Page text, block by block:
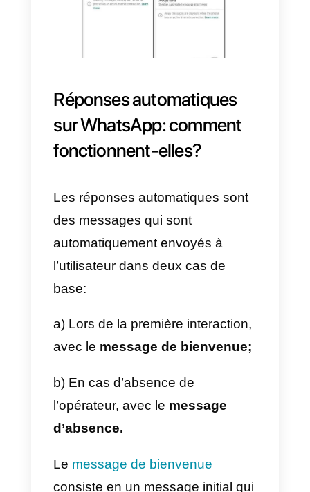
Business, appuyez sur Plus
d’options -> Outils de tâches ->
Réponses rapides.
2) Appuyez sur Ajouter.
3) Appuyez sur Message pour
créer le message que vous
souhaitez.
pour configurer le raccourci
5) Appuyez sur Enregistrer.
multimédias ne sont pas pris en